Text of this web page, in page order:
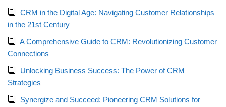
CRM in the Digital Age: Navigating Customer Relationships
in the 21st Century
A Comprehensive Guide to CRM: Revolutionizing Customer
Connections
Unlocking Business Success: The Power of CRM
Strategies
Synergize and Succeed: Pioneering CRM Solutions for